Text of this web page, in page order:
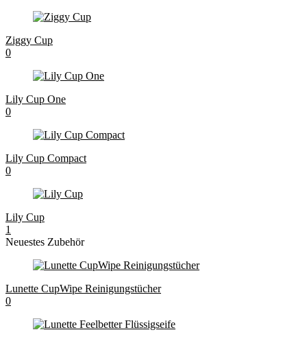
Ziggy Cup
0
Lily Cup One
0
Lily Cup Compact
0
Lily Cup
1
Neuestes Zubehör
Lunette CupWipe Reinigungstücher
0